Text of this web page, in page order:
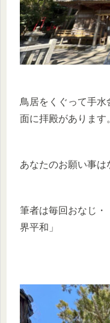
鳥居をくぐって手
面に拝殿があります
あなたのお願い事は
筆者は毎回おなじ・
界平和」